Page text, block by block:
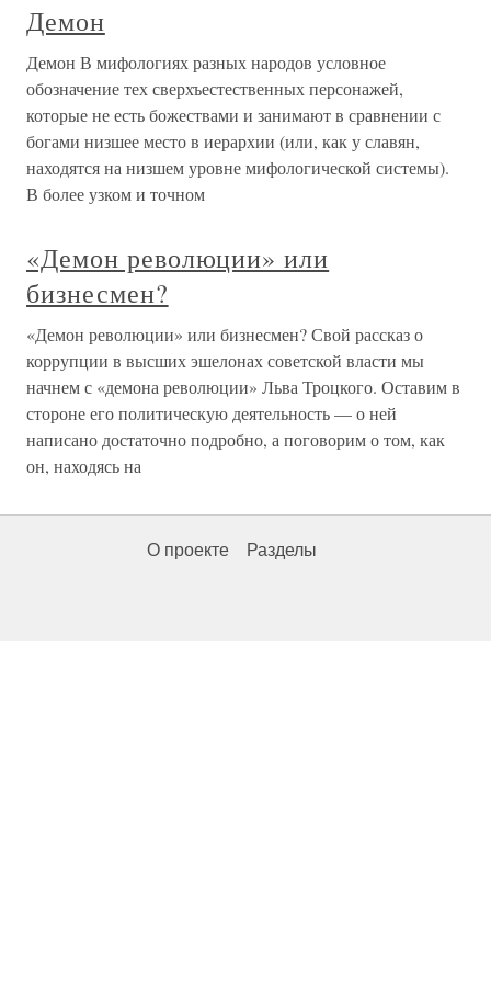
Демон
Демон В мифологиях разных народов условное
обозначение тех сверхъестественных персонажей,
которые не есть божествами и занимают в сравнении с
богами низшее место в иерархии (или, как у славян,
находятся на низшем уровне мифологической системы).
В более узком и точном
«Демон революции» или
бизнесмен?
«Демон революции» или бизнесмен? Свой рассказ о
коррупции в высших эшелонах советской власти мы
начнем с «демона революции» Льва Троцкого. Оставим в
стороне его политическую деятельность — о ней
написано достаточно подробно, а поговорим о том, как
он, находясь на
О проекте Разделы